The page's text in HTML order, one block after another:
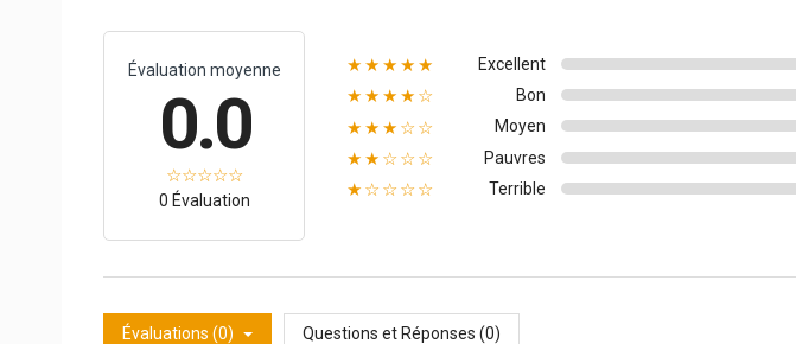
Évaluation moyenne
0.0
0 Évaluation
★★★★★ Excellent
★★★★☆ Bon
★★★☆☆ Moyen
★★☆☆☆ Pauvres
★☆☆☆☆ Terrible
Évaluations (0) Questions et Réponses (0)